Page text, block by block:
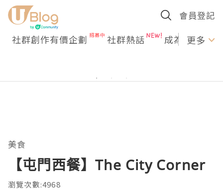
會員登記
社群創作有價企劃 社群熱話 成為U更多
美食
【屯門西餐】The City Corner
瀏覽次數:4968